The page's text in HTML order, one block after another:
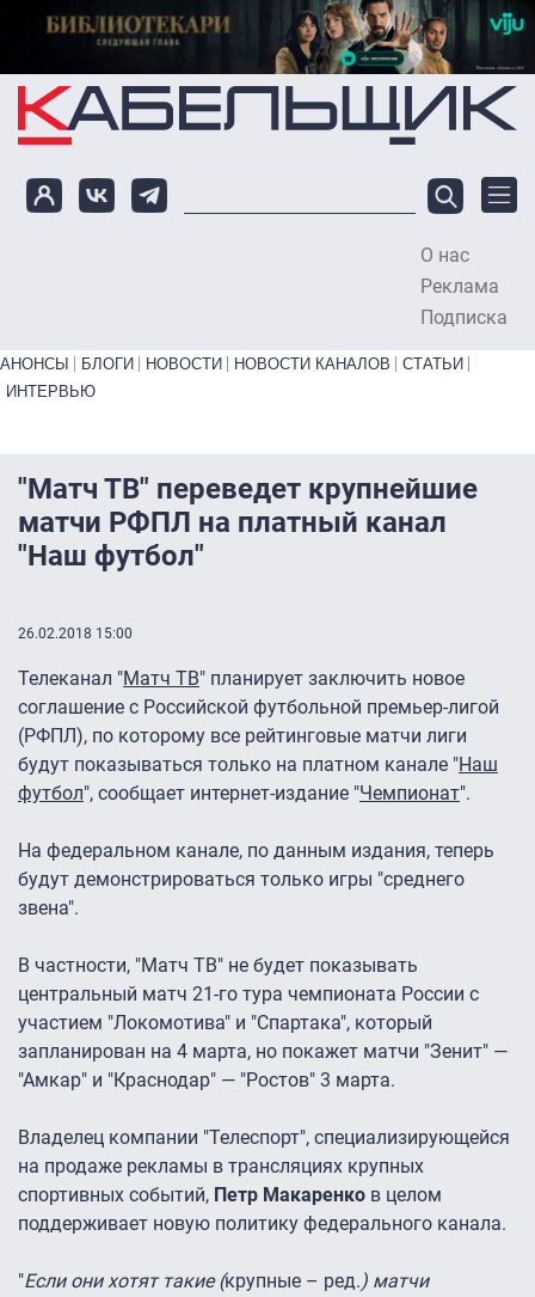
Перейти к основному содержанию
О нас
Реклама
Подписка
Primary links bottom
АНОНСЫ БЛОГИ НОВОСТИ НОВОСТИ КАНАЛОВ
СТАТЬИ
ИНТЕРВЬЮ
"Матч ТВ" переведет крупнейшие
матчи РФПЛ на платный канал
"Наш футбол"
26.02.2018 15:00
Телеканал "Матч ТВ" планирует заключить новое
соглашение с Российской футбольной премьер-лигой
(РФПЛ), по которому все рейтинговые матчи лиги
будут показываться только на платном канале "Наш
футбол", сообщает интернет-издание "Чемпионат".
На федеральном канале, по данным издания, теперь
будут демонстрироваться только игры "среднего
звена".
В частности, "Матч ТВ" не будет показывать
центральный матч 21-го тура чемпионата России с
участием "Локомотива" и "Спартака", который
запланирован на 4 марта, но покажет матчи "Зенит" —
"Амкар" и "Краснодар" — "Ростов" 3 марта.
Владелец компании "Телеспорт", специализирующейся
на продаже рекламы в трансляциях крупных
спортивных событий, Петр Макаренко в целом
поддерживает новую политику федерального канала.
"Если они хотят такие (крупные – ред.) матчи